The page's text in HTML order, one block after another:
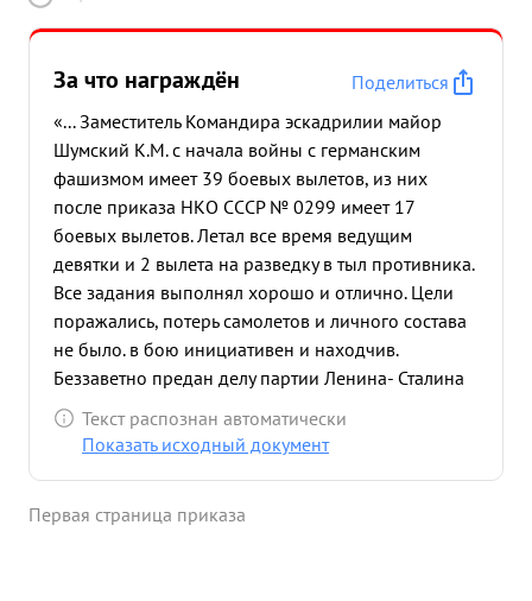
За что награждён
Поделиться
«... Заместитель Командира эскадрилии майор
Шумский К.М. с начала войны с германским
фашизмом имеет 39 боевых вылетов, из них
после приказа НКО СССР № 0299 имеет 17
боевых вылетов. Летал все время ведущим
девятки и 2 вылета на разведку в тыл противника.
Все задания выполнял хорошо и отлично. Цели
поражались, потерь самолетов и личного состава
не было. в бою инициативен и находчив.
Беззаветно предан делу партии Ленина- Сталина
и Социалистической Родине. За боевую работу
заслуживает Правительственной награды. ...»
Текст распознан автоматически
Показать исходный документ
Первая страница приказа